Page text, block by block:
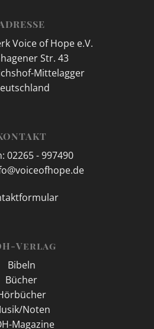
Voice of Hope e.V.
Str. 43
Mittelagger
02265 - 997490
Verlag
Bibeln
Bücher
Noten
Magazine